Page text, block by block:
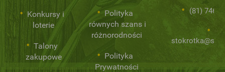
Konkursy i
loterie
Talony
zakupowe
Polityka
równych szans i
różnorodności
Polityka
Prywatności
(81) 746